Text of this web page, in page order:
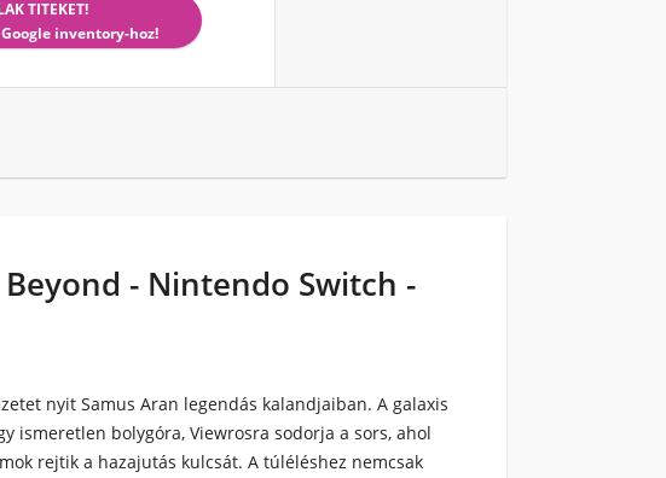
TITEKET!
inventory-hoz!
- Nintendo Switch -
nyit Samus Aran legendás kalandjaiban. A galaxis
ismeretlen bolygóra, Viewrosra sodorja a sors, ahol
rejtik a hazajutás kulcsát. A túléléshez nemcsak